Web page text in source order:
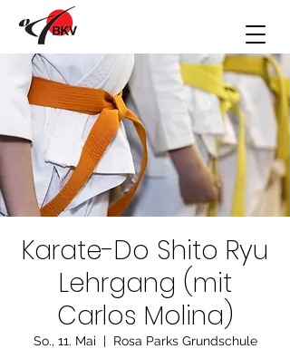
Karate-Do Shito Ryu
Lehrgang (mit
Carlos Molina)
So., 11. Mai
  |
Rosa Parks Grundschule